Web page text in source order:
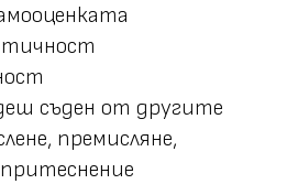
съден от другите
премисляне,